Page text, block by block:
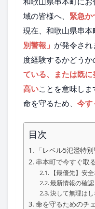
域の皆様へ、 緊急
現在、和歌山県串本
別警報」 が発令さ
度経験するかどうか
ている、または既
高いことを意味しま
命を守るため、 今す
目次
「レベル5氾濫特
串本町で今すぐ取
【最優先】安
最新情報の確
決して無理は
命を守るためのチ